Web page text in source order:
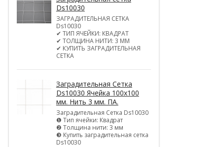
Ds10030
ЗАГРАДИТЕЛЬНАЯ СЕТКА
Ds10030
✔ ТИП ЯЧЕЙКИ: КВАДРАТ
✔ ТОЛЩИНА НИТИ: 3 ММ
✔ КУПИТЬ ЗАГРАДИТЕЛЬНАЯ
СЕТКА
Заградительная Сетка
Ds10030 Ячейка 100х100
мм. Нить 3 мм. ПА.
Заградительная Сетка Ds10030
❶ Тип ячейки: Квадрат
❷ Толщина нити: 3 мм
❸ Купить заградительная сетка
Ds10030